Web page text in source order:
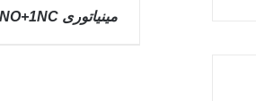
مينياتوری 1NO+1NC